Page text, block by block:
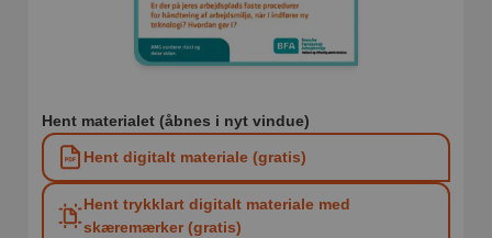
Hent materialet (åbnes i nyt vindue)
Hent digitalt materiale (gratis)
Hent trykklart digitalt materiale med
skæremærker (gratis)